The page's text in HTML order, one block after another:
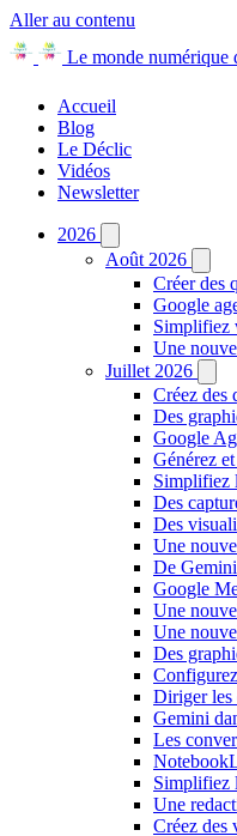
Aller au contenu
Le monde numérique
Accueil
Blog
Le Déclic
Vidéos
Newsletter
2026
Août 2026
Créer des
Google
Simplifiez
Une
Juillet 2026
Créez des
Des
Google
Générez
Simplifiez
Des
Des
Une
De
Google
Une
Une
Des
Diriger les
Gemini
Les
Simplifiez
Une
Créez des